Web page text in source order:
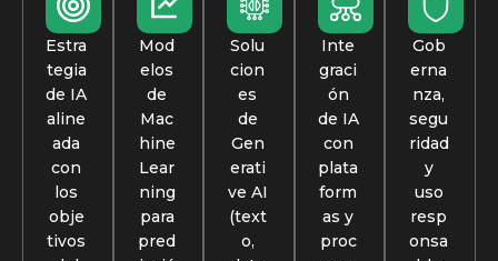
Estra
tegia
de IA
aline
ada
con
los
obje
tivos
Mod
elos
de
Mac
hine
Lear
ning
para
pred
Solu
cion
es
de
Gen
erati
ve AI
(text
o,
Inte
graci
ón
de IA
con
plata
form
as y
proc
Gob
erna
nza,
segu
ridad
y
uso
resp
onsa